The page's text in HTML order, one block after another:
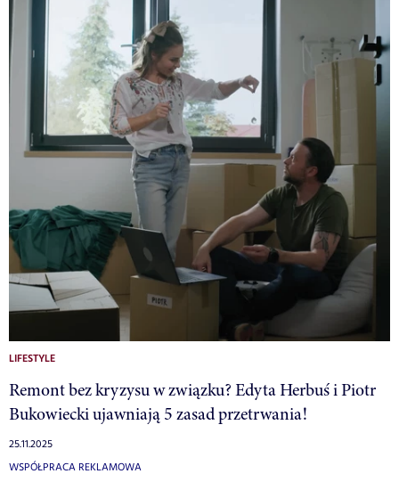
LIFESTYLE
Remont bez kryzysu w związku? Edyta Herbuś i Piotr
Bukowiecki ujawniają 5 zasad przetrwania!
25.11.2025
WSPÓŁPRACA REKLAMOWA